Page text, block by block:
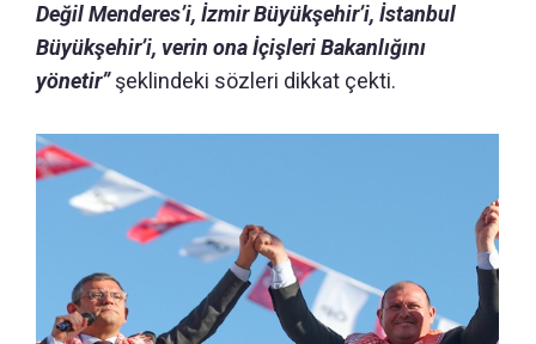
Değil Menderes’i, İzmir Büyükşehir’i, İstanbul
Büyükşehir’i, verin ona İçişleri Bakanlığını
yönetir”şeklindeki sözleri dikkat çekti.